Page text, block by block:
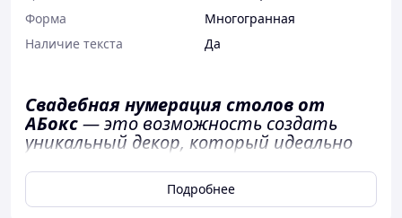
Форма
Многогранная
Наличие текста
Да
Свадебная нумерация столов от
АБокс— это возможность создать
уникальный декор, который идеально
Мы предлагаем вам полную свободу
выбора: любой цвет основы, цифр или
Подробнее